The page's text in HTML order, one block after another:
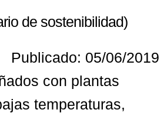
de sostenibilidad)
Publicado: 05/06/2019
con plantas
temperaturas,